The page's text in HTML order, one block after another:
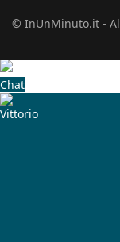
© InUnMinuto.it -
Chat
Vittorio